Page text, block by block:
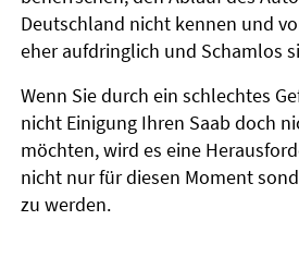
Deutschland nicht kennen und
eher aufdringlich und Schamlos
Wenn Sie durch ein schlechtes
nicht Einigung Ihren Saab doch
möchten, wird es eine
nicht nur für diesen Moment
zu werden.